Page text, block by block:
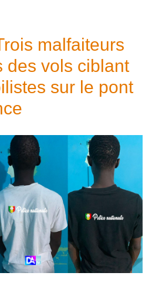
malfaiteurs
des vols ciblant
sur le pont